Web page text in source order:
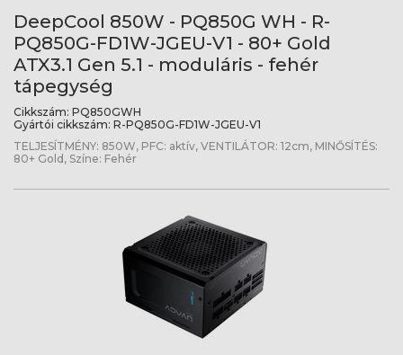
DeepCool 850W - PQ850G WH - R-
PQ850G-FD1W-JGEU-V1 - 80+ Gold
ATX3.1 Gen 5.1 - moduláris - fehér
tápegység
Cikkszám: PQ850GWH
Gyártói cikkszám: R-PQ850G-FD1W-JGEU-V1
TELJESÍTMÉNY: 850W, PFC: aktív, VENTILÁTOR: 12cm, MINŐSÍTÉS:
80+ Gold, Színe: Fehér